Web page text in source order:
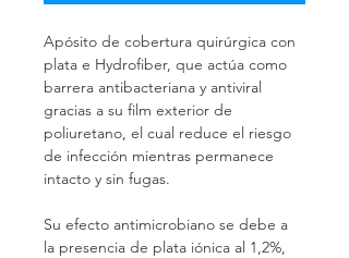
Apósito de cobertura quirúrgica con
plata e Hydrofiber, que actúa como
barrera antibacteriana y antiviral
gracias a su film exterior de
poliuretano, el cual reduce el riesgo
de infección mientras permanece
intacto y sin fugas.
Su efecto antimicrobiano se debe a
la presencia de plata iónica al 1,2%,